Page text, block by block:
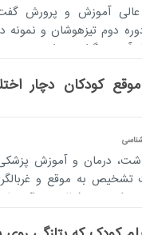
عالی آموزش و پرورش
دوم تیزهوشان و نمونه
برگزار می شود.
کودکان دچار
درمان و آموزش
تشخیص به موقع و
اوتیسم، فعالیت مراکز